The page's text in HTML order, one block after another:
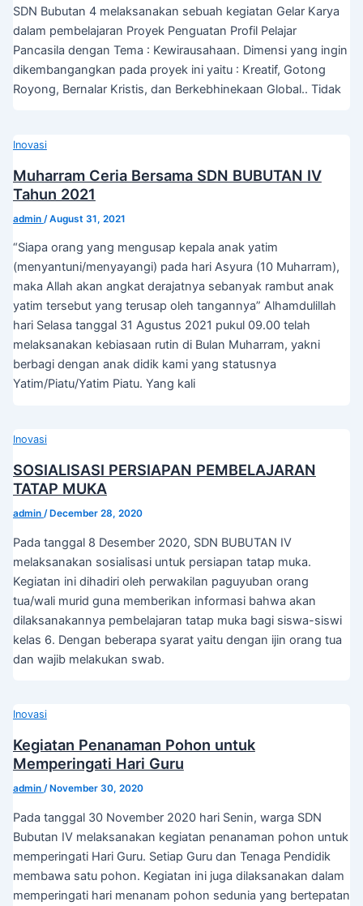
SDN Bubutan 4 melaksanakan sebuah kegiatan Gelar Karya
dalam pembelajaran Proyek Penguatan Profil Pelajar
Pancasila dengan Tema : Kewirausahaan. Dimensi yang ingin
dikembangangkan pada proyek ini yaitu : Kreatif, Gotong
Royong, Bernalar Kristis, dan Berkebhinekaan Global.. Tidak
Inovasi
Muharram Ceria Bersama SDN BUBUTAN IV
Tahun 2021
admin /August 31, 2021
“Siapa orang yang mengusap kepala anak yatim
(menyantuni/menyayangi) pada hari Asyura (10 Muharram),
maka Allah akan angkat derajatnya sebanyak rambut anak
yatim tersebut yang terusap oleh tangannya” Alhamdulillah
hari Selasa tanggal 31 Agustus 2021 pukul 09.00 telah
melaksanakan kebiasaan rutin di Bulan Muharram, yakni
berbagi dengan anak didik kami yang statusnya
Yatim/Piatu/Yatim Piatu. Yang kali
Inovasi
SOSIALISASI PERSIAPAN PEMBELAJARAN
TATAP MUKA
admin / December 28, 2020
Pada tanggal 8 Desember 2020, SDN BUBUTAN IV
melaksanakan sosialisasi untuk persiapan tatap muka.
Kegiatan ini dihadiri oleh perwakilan paguyuban orang
tua/wali murid guna memberikan informasi bahwa akan
dilaksanakannya pembelajaran tatap muka bagi siswa-siswi
kelas 6. Dengan beberapa syarat yaitu dengan ijin orang tua
dan wajib melakukan swab.
Inovasi
Kegiatan Penanaman Pohon untuk
Memperingati Hari Guru
admin / November 30, 2020
Pada tanggal 30 November 2020 hari Senin, warga SDN
Bubutan IV melaksanakan kegiatan penanaman pohon untuk
memperingati Hari Guru. Setiap Guru dan Tenaga Pendidik
membawa satu pohon. Kegiatan ini juga dilaksanakan dalam
memperingati hari menanam pohon sedunia yang bertepatan